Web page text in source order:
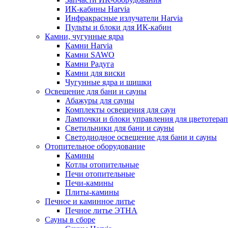
ИК-кабины Harvia
Инфракрасные излучатели Harvia
Пульты и блоки для ИК-кабин
Камни, чугунные ядра
Камни Harvia
Камни SAWO
Камни Радуга
Камни для виски
Чугунные ядра и шишки
Освещение для бани и сауны
Абажуры для сауны
Комплекты освещения для саун
Лампочки и блоки управления для
Светильники для бани и сауны
Светодиодное освещение для бани и сауны
Отопительное оборудование
Камины
Котлы отопительные
Печи отопительные
Печи-камины
Плиты-камины
Печное и каминное литье
Печное литье ЭТНА
Сауны в сборе